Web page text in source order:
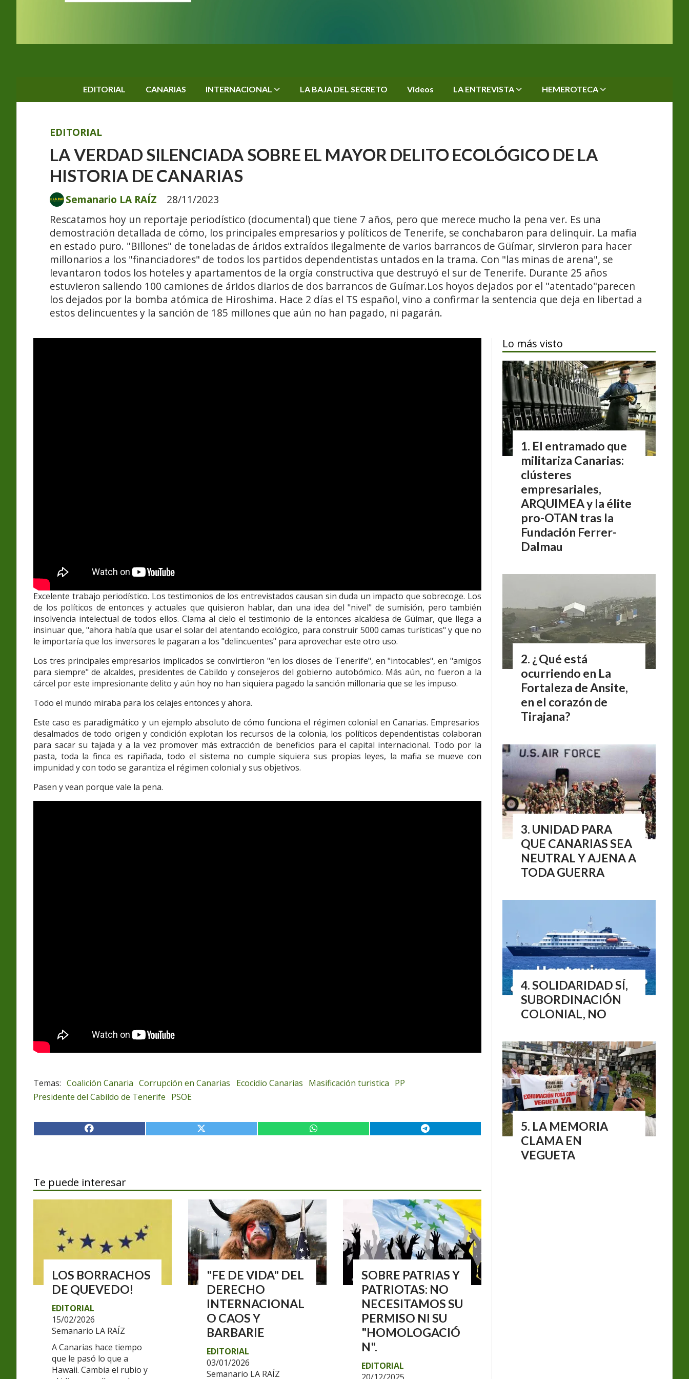
EDITORIAL CANARIAS INTERNACIONAL LA BAJA DEL SECRETO Videos LA ENTREVISTA HEMEROTECA
LA VERDAD SILENCIADA SOBRE EL MAYOR DELITO ECOLÓGICO DE LA
HISTORIA DE CANARIAS
Rescatamos hoy un reportaje periodístico (documental) que tiene 7 años, pero que merece mucho la pena ver. Es una
demostración detallada de cómo, los principales empresarios y políticos de Tenerife, se conchabaron para delinquir. La mafia
en estado puro. "Billones" de toneladas de áridos extraídos ilegalmente de varios barrancos de Güímar, sirvieron para hacer
millonarios a los "financiadores" de todos los partidos dependentistas untados en la trama. Con "las minas de arena", se
levantaron todos los hoteles y apartamentos de la orgía constructiva que destruyó el sur de Tenerife. Durante 25 años
estuvieron saliendo 100 camiones de áridos diarios de dos barrancos de Guímar.Los hoyos dejados por el "atentado"parecen
los dejados por la bomba atómica de Hiroshima. Hace 2 días el TS español, vino a confirmar la sentencia que deja en libertad a
estos delincuentes y la sanción de 185 millones que aún no han pagado, ni pagarán.
EDITORIAL
28/11/2023
Semanario LA RAÍZ
Excelente trabajo periodístico. Los testimonios de los entrevistados causan sin duda un impacto que sobrecoge. Los
de los políticos de entonces y actuales que quisieron hablar, dan una idea del "nivel" de sumisión, pero también
insolvencia intelectual de todos ellos. Clama al cielo el testimonio de la entonces alcaldesa de Güímar, que llega a
insinuar que, "ahora había que usar el solar del atentando ecológico, para construir 5000 camas turísticas" y que no
le importaría que los inversores le pagaran a los "delincuentes" para aprovechar este otro uso.
Los tres principales empresarios implicados se convirtieron "en los dioses de Tenerife", en "intocables", en "amigos
para siempre" de alcaldes, presidentes de Cabildo y consejeros del gobierno autobómico. Más aún, no fueron a la
cárcel por este impresionante delito y aún hoy no han siquiera pagado la sanción millonaria que se les impuso.
Todo el mundo miraba para los celajes entonces y ahora.
Este caso es paradigmático y un ejemplo absoluto de cómo funciona el régimen colonial en Canarias. Empresarios
desalmados de todo origen y condición explotan los recursos de la colonia, los políticos dependentistas colaboran
para sacar su tajada y a la vez promover más extracción de beneficios para el capital internacional. Todo por la
pasta, toda la finca es rapiñada, todo el sistema no cumple siquiera sus propias leyes, la mafia se mueve con
impunidad y con todo se garantiza el régimen colonial y sus objetivos.
Pasen y vean porque vale la pena.
Coalición Canaria Corrupción en Canarias Ecocidio Canarias Masificación turistica PP
Presidente del Cabildo de Tenerife PSOE
Te puede interesar
LOS BORRACHOS
DE QUEVEDO!
Semanario LA RAÍZ
EDITORIAL
15/02/2026
A Canarias hace tiempo
que le pasó lo que a
Hawaii. Cambia el rubio y
"FE DE VIDA" DEL
DERECHO
INTERNACIONAL
O CAOS Y
BARBARIE
Semanario LA RAÍZ
EDITORIAL
03/01/2026
SOBRE PATRIAS Y
PATRIOTAS: NO
NECESITAMOS SU
PERMISO NI SU
"HOMOLOGACIÓ
N".
EDITORIAL
Lo más visto
El entramado que
militariza Canarias:
clústeres
empresariales,
ARQUIMEA y la élite
pro-OTAN tras la
Fundación Ferrer-
Dalmau
¿ Qué está
ocurriendo en La
Fortaleza de Ansite,
en el corazón de
Tirajana?
UNIDAD PARA
QUE CANARIAS SEA
NEUTRAL Y AJENA A
TODA GUERRA
SOLIDARIDAD SÍ,
SUBORDINACIÓN
COLONIAL, NO
LA MEMORIA
CLAMA EN
VEGUETA